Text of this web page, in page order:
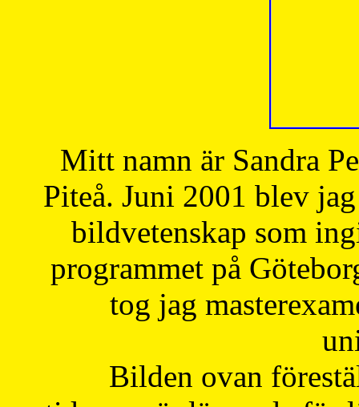
Mitt namn är Sandra
Piteå. Juni 2001 blev
bildvetenskap som
programmet på
tog jag
Bilden ovan